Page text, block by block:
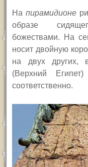
Напирамидионе
образе
божествами. На
носит двойную
на двух других,
(Верхний
соответственно.